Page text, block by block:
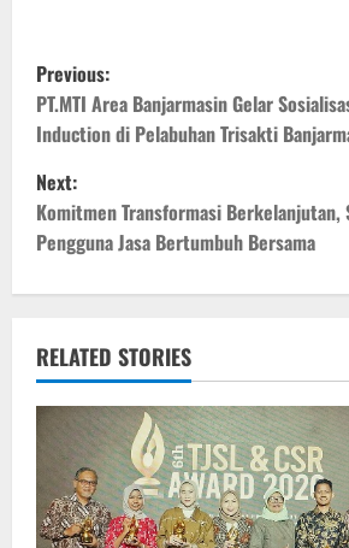
P
o
s
t
n
v
i
a
Previous:
PT.MTI Area Banjarmasin Gelar
Induction di Pelabuhan Trisakti
Next:
Komitmen Transformasi Berkelanjutan,
Pengguna Jasa Bertumbuh Bersama
RELATED STORIES